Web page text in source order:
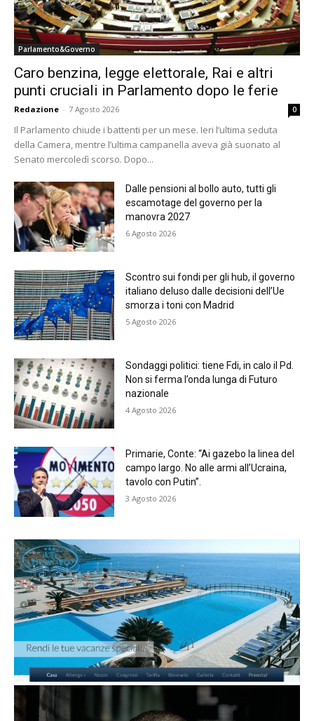
Parlamento&Governo
Caro benzina, legge elettorale, Rai e altri
punti cruciali in Parlamento dopo le ferie
Redazione - 7 Agosto 2026 0
Il Parlamento chiude i battenti per un mese. Ieri l’ultima seduta
della Camera, mentre l’ultima campanella aveva già suonato al
Senato mercoledì scorso. Dopo...
Dalle pensioni al bollo auto, tutti gli
escamotage del governo per la
manovra 2027
6 Agosto 2026
Scontro sui fondi per gli hub, il governo
italiano deluso dalle decisioni dell’Ue
smorza i toni con Madrid
5 Agosto 2026
Sondaggi politici: tiene Fdi, in calo il Pd.
Non si ferma l’onda lunga di Futuro
nazionale
4 Agosto 2026
Primarie, Conte: “Ai gazebo la linea del
campo largo. No alle armi all’Ucraina,
tavolo con Putin”.
3 Agosto 2026